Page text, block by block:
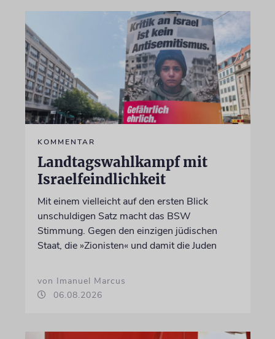
KOMMENTAR
Landtagswahlkampf mit
Israelfeindlichkeit
Mit einem vielleicht auf den ersten Blick
unschuldigen Satz macht das BSW
Stimmung. Gegen den einzigen jüdischen
Staat, die »Zionisten« und damit die Juden
von Imanuel Marcus
06.08.2026